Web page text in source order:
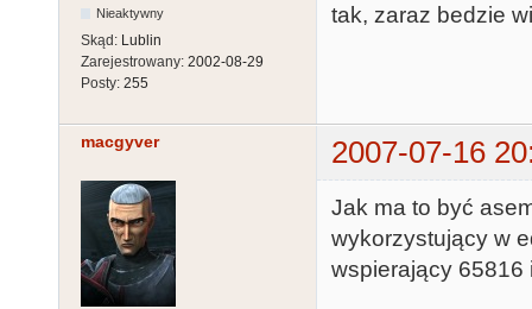
Nieaktywny
Skąd: Lublin
Zarejestrowany: 2002-08-29
Posty: 255
tak, zaraz bedzie
macgyver 2007-07-16
Jak ma to być
wykorzystujący w
wspierający 65816